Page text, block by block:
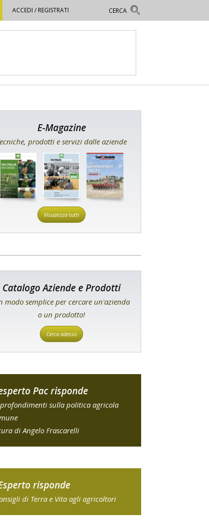
ACCEDI / REGISTRATI
E-Magazine
prodotti e servizi dalle aziende
Visualizza tutti
Catalogo Aziende e Prodotti
modo semplice per cercare un'azienda
o un prodotto!
Cerca adesso
Pac risponde
sulla politica agricola
di Angelo Frascarelli
risponde
di Terra e Vita agli agricoltori